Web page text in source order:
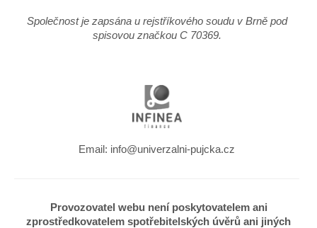
Společnost je zapsána u rejstříkového soudu v Brně pod
spisovou značkou C 70369.
Email: info@univerzalni-pujcka.cz
Provozovatel webu není poskytovatelem ani
zprostředkovatelem spotřebitelských úvěrů ani jiných